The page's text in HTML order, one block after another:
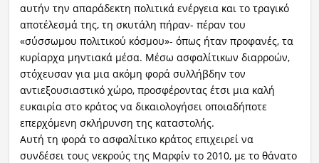
αυτήν την απαράδεκτη πολιτικά ενέργεια και το τραγικό
αποτέλεσμά της, τη σκυτάλη πήραν- πέραν του
«σύσσωμου πολιτικού κόσμου»- όπως ήταν προφανές, τα
κυρίαρχα μηντιακά μέσα. Μέσω ασφαλίτικων διαρροών,
στόχευσαν για μια ακόμη φορά συλλήβδην τον
αντιεξουσιαστικό χώρο, προσφέροντας έτσι μια καλή
ευκαιρία στο κράτος να δικαιολογήσει οποιαδήποτε
επερχόμενη σκλήρυνση της καταστολής.
Αυτή τη φορά το ασφαλίτικο κράτος επιχειρεί να
συνδέσει τους νεκρούς της Μαρφίν το 2010, με το θάνατο